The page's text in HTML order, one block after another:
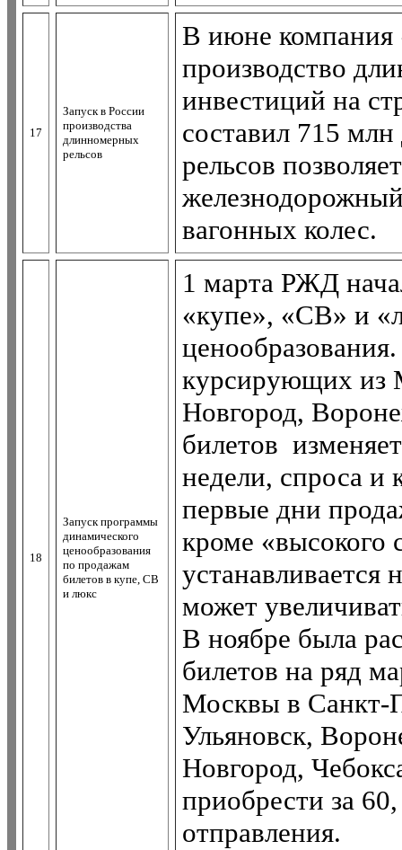
17
Запуск в России
производства
длинномерных
рельсов
В июне компания
производство
инвестиций на
составил 715
рельсов
вагонных колес.
18
Запуск программы
динамического
ценообразования
по продажам
билетов в купе, СВ
и люкс
1 марта РЖД
«купе», «СВ» и
курсирующих из
Новгород,
билетов
недели, спроса и
первые дни
кроме «высокого
может
В ноябре была
билетов на ряд
Москвы в Санкт-
Ульяновск,
Новгород,
приобрести за
отправления.